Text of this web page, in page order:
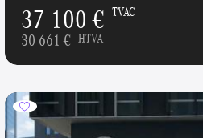
37 100 € TVAC
30 661 € HTVA